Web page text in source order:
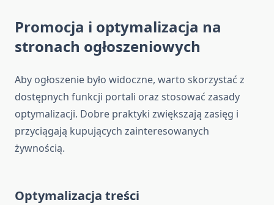
Promocja i optymalizacja na
stronach ogłoszeniowych
Aby ogłoszenie było widoczne, warto skorzystać z
dostępnych funkcji portali oraz stosować zasady
optymalizacji. Dobre praktyki zwiększają zasięg i
przyciągają kupujących zainteresowanych
żywnością.
Optymalizacja treści